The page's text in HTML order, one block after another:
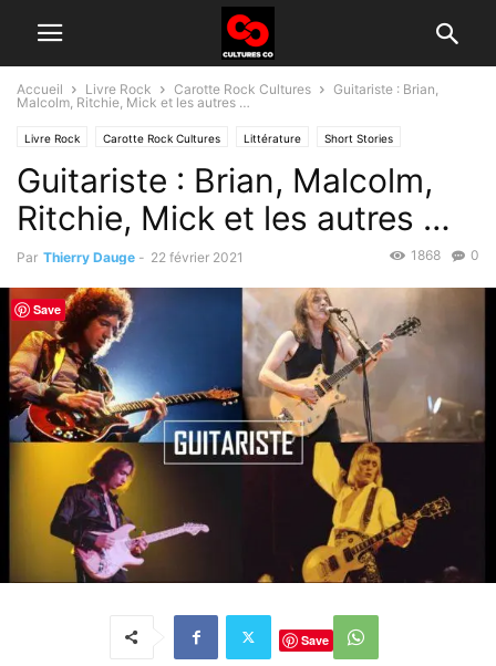
Accueil Livre Rock Carotte Rock Cultures
Guitariste : Brian,
Malcolm, Ritchie, Mick et les autres …
Livre Rock Carotte Rock Cultures Littérature Short Stories
Guitariste : Brian, Malcolm,
Ritchie, Mick et les autres …
Par Thierry Dauge - 22 février 2021 0
1868
Save
Save